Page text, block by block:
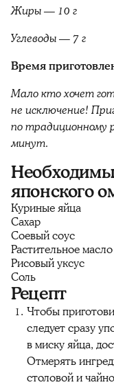
Жиры — 10 г
Углеводы — 7 г
Время
Мало кто хочет
не исключение!
по традиционному
минут.
японского
Куриные яйца
Сахар
Соевый соус
Растительное масло
Рисовый уксус
Соль
Рецепт
Чтобы
следует сразу
в миску яйца,
Отмерять
столовой и